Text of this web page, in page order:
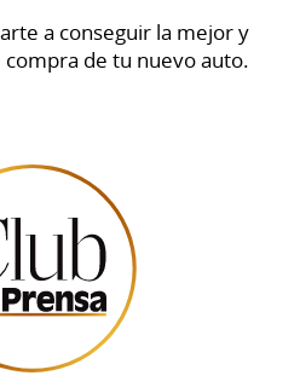
a conseguir la mejor y
de tu nuevo auto.